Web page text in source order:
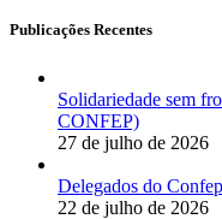
Publicações Recentes
Solidariedade sem
CONFEP)
27 de julho de 2026
Delegados do
22 de julho de 2026